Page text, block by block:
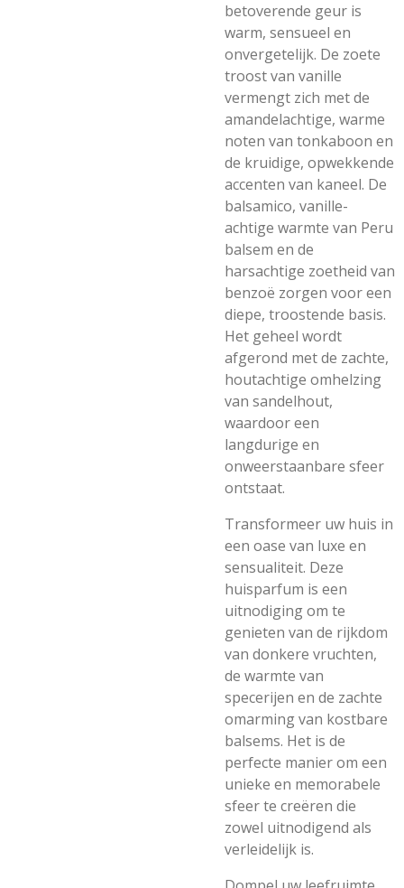
betoverende geur is
warm, sensueel en
onvergetelijk. De zoete
troost van vanille
vermengt zich met de
amandelachtige, warme
noten van tonkaboon en
de kruidige, opwekkende
accenten van kaneel. De
balsamico, vanille-
achtige warmte van Peru
balsem en de
harsachtige zoetheid van
benzoë zorgen voor een
diepe, troostende basis.
Het geheel wordt
afgerond met de zachte,
houtachtige omhelzing
van sandelhout,
waardoor een
langdurige en
onweerstaanbare sfeer
ontstaat.
Transformeer uw huis in
een oase van luxe en
sensualiteit. Deze
huisparfum is een
uitnodiging om te
genieten van de rijkdom
van donkere vruchten,
de warmte van
specerijen en de zachte
omarming van kostbare
balsems. Het is de
perfecte manier om een
unieke en memorabele
sfeer te creëren die
zowel uitnodigend als
verleidelijk is.